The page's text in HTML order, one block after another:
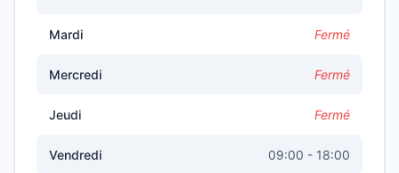
Mardi Fermé
Mercredi Fermé
Jeudi Fermé
Vendredi 09:00 - 18:00